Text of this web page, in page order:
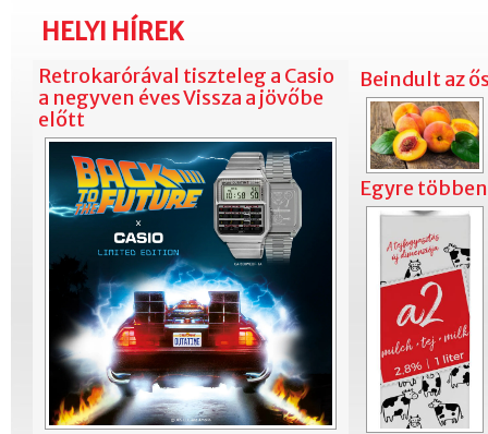
HELYI HÍREK
Retrokarórával tiszteleg a Casio
a negyven éves Vissza a jövőbe
előtt
Beindult az
Egyre